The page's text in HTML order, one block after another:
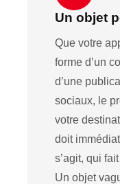
Un objet
Que votre
forme d’un
d’une
sociaux, le
votre
doit
s’agit, qui
Un objet